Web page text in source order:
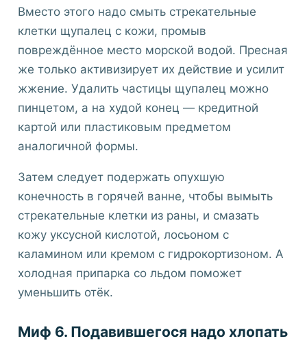
Вместо этого надо смыть стрекательные
клетки щупалец с кожи, промыв
повреждённое место морской водой. Пресная
же только активизирует их действие и усилит
жжение. Удалить частицы щупалец можно
пинцетом, а на худой конец — кредитной
картой или пластиковым предметом
аналогичной формы.
Затем следует подержать опухшую
конечность в горячей ванне, чтобы вымыть
стрекательные клетки из раны, и смазать
кожу уксусной кислотой, лосьоном с
каламином или кремом с гидрокортизоном. А
холодная припарка со льдом поможет
уменьшить отёк.
Миф 6. Подавившегося надо хлопать